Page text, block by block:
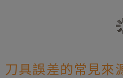
刀具誤差的常見來